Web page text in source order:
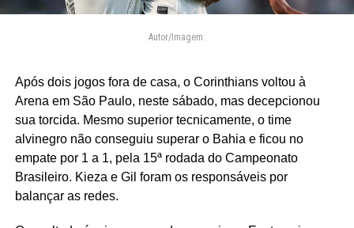
Autor/Imagem:
Após dois jogos fora de casa, o Corinthians voltou à
Arena em São Paulo, neste sábado, mas decepcionou
sua torcida. Mesmo superior tecnicamente, o time
alvinegro não conseguiu superar o Bahia e ficou no
empate por 1 a 1, pela 15ª rodada do Campeonato
Brasileiro. Kieza e Gil foram os responsáveis por
balançar as redes.